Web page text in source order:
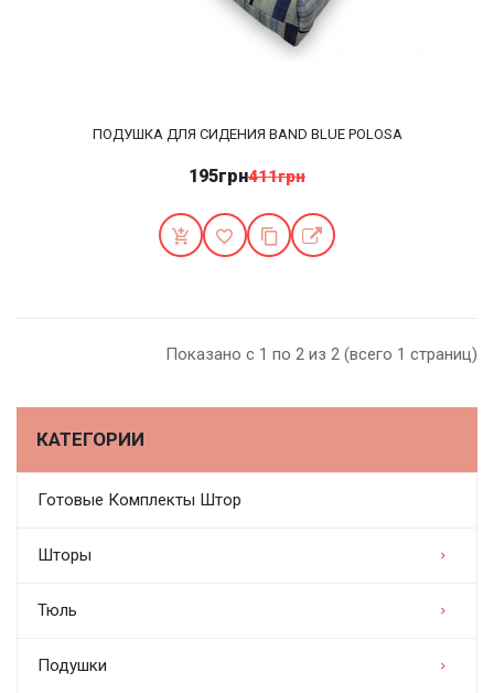
КАТЕГОРИИ
Готовые Комплекты Штор
Шторы
Тюль
Подушки
ПОДУШКА ДЛЯ СИДЕНИЯ BAND BLUE POLOSA
195грн411грн
Показано с 1 по 2 из 2 (всего 1 страниц)